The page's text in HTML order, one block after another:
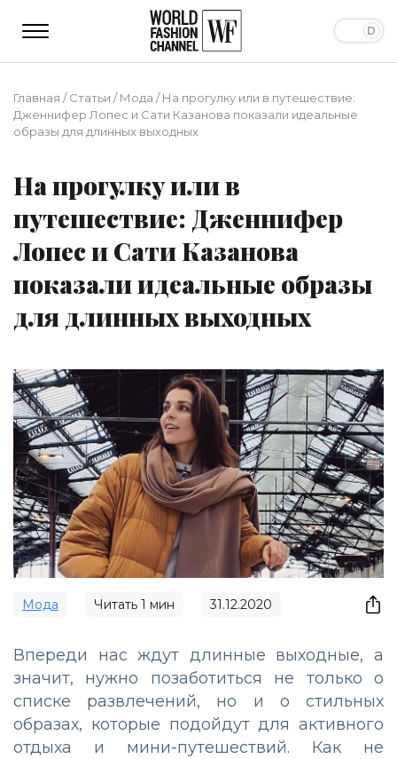
Главная /Статьи /Мода /На прогулку или в путешествие:
Дженнифер Лопес и Сати Казанова показали идеальные
образы для длинных выходных
На прогулку или в
путешествие: Дженнифер
Лопес и Сати Казанова
показали идеальные образы
для длинных выходных
Мода Читать 1 мин 31.12.2020
Впереди нас ждут длинные выходные, а
значит, нужно позаботиться не только о
списке развлечений, но и о стильных
образах, которые подойдут для активного
отдыха и мини-путешествий. Как не